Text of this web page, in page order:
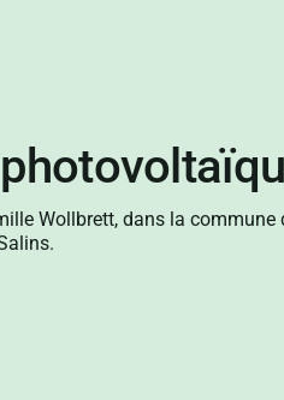
Wollbrett, dans la commune